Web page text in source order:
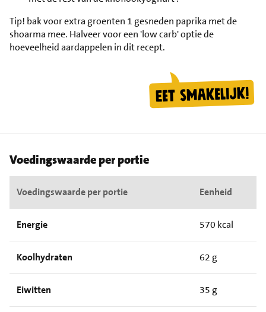
Tip! bak voor extra groenten 1 gesneden paprika met de
shoarma mee. Halveer voor een 'low carb' optie de
hoeveelheid aardappelen in dit recept.
Voedingswaarde per portie
Voedingswaarde per portie Eenheid
Energie 570 kcal
Koolhydraten 62 g
Eiwitten 35 g